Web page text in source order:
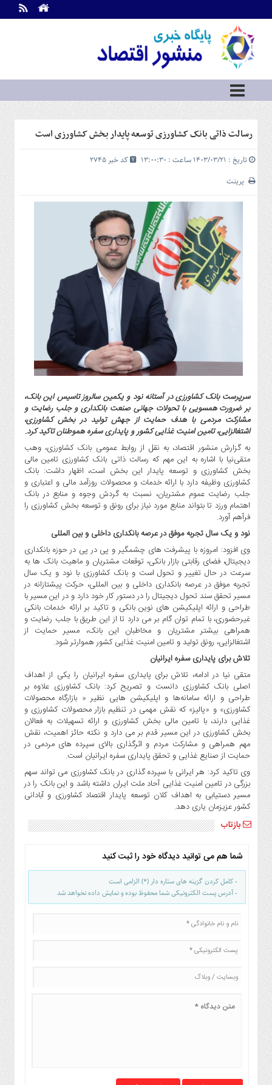
اطلاعات
تماس
ما
درباره
ما
سرویس
ها
بازار
سرمایه
و
بورس
و
شهری
گاز
و
پتروشیمی
و
خودرو
استارت
آپ
و
فن
آوری
بانک
،
بیمه
و
ارز
دیجیتال
کشاورزی
و
صنایع
غذایی
سیاسی
و
بین
الملل
نگاه
روز
رسالت ذاتی بانک کشاورزی توسعه پایدار بخش کشاورزی است
تاریخ : ۱۴۰۳/۰۳/۲۱ ساعت : ۱۳:۰۰:۳۰
کد خبر 2745
پرینت
سرپرست بانک کشاورزی در آستانه نود و یکمین سالروز تاسیس این بانک،
بر ضرورت همسویی با تحولات جهانی صنعت بانکداری و جلب رضایت و
مشارکت مردمی با هدف حمایت از جهش تولید در بخش کشاورزی،
اشتغالزایی، تامین امنیت غذایی کشور و پایداری سفره هموطنان تاکید کرد.
به گزارش منشور اقتصاد، به نقل از روابط عمومی بانک کشاورزی، وهب
متقی‌نیا با اشاره به این مهم که رسالت ذاتی بانک کشاورزی تامین مالی
بخش کشاورزی و توسعه پایدار این بخش است، اظهار داشت: بانک
کشاورزی وظیفه دارد با ارائه خدمات و محصولات روزآمد مالی و اعتباری و
جلب رضایت عموم مشتریان، نسبت به گردش وجوه و منابع در بانک
اهتمام ورزد تا بتواند منابع مورد نیاز برای رونق و توسعه بخش کشاورزی را
فرآهم آورد.
نود و یک سال تجربه موفق در عرصه بانکداری داخلی و بین المللی
وی افزود: امروزه با پیشرفت های چشمگیر و پی در پی در حوزه بانکداری
دیجیتال، فضای رقابتی بازار بانکی، توقعات مشتریان و ماهیت بانک ها به
سرعت در حال تغییر و تحول است و بانک کشاورزی با نود و یک سال
تجربه موفق در عرصه بانکداری داخلی و بین المللی، حرکت پیشتازانه در
مسیر تحقق سند تحول دیجیتال را در دستور کار خود دارد و در این مسیر با
طراحی و ارائه اپلیکیشن های نوین بانکی و تاکید بر ارائه خدمات بانکی
غیرحضوری، با تمام توان گام بر می دارد تا از این طریق با جلب رضایت و
همراهی بیشتر مشتریان و مخاطبان این بانک، مسیر حمایت از
اشتغالزایی، رونق تولید و تامین امنیت غذایی کشور هموارتر شود.
تلاش برای پایداری سفره ایرانیان
متقی نیا در ادامه، تلاش برای پایداری سفره ایرانیان را یکی از اهداف
اصلی بانک کشاورزی دانست و تصریح کرد: بانک کشاورزی علاوه بر
طراحی و ارائه سامانه‌ها و اپلیکیشن هایی نظیر « بازارگاه محصولات
کشاورزی» و «پالیز» که نقش مهمی در تنظیم بازار محصولات کشاورزی و
غذایی دارند، با تامین مالی بخش کشاورزی و ارائه تسهیلات به فعالان
بخش کشاورزی در این مسیر قدم بر می دارد و نکته حائز اهمیت، نقش
مهم همراهی و مشارکت مردم و اثرگذاری بالای سپرده های مردمی در
حمایت از صنایع غذایی و تحقق پایداری سفره ایرانیان است.
وی تاکید کرد: هر ایرانی با سپرده گذاری در بانک کشاورزی می تواند سهم
بزرگی در تامین امنیت غذایی آحاد ملت ایران داشته باشد و این بانک را در
مسیر دستیابی به اهداف کلان توسعه پایدار اقتصاد کشاورزی و آبادانی
کشور عزیزمان یاری دهد.
بازتاب
شما هم می توانید دیدگاه خود را ثبت کنید
- کامل کردن گزینه های ستاره دار (*) الزامی است
- آدرس پست الکترونیکی شما محفوظ بوده و نمایش داده نخواهد شد